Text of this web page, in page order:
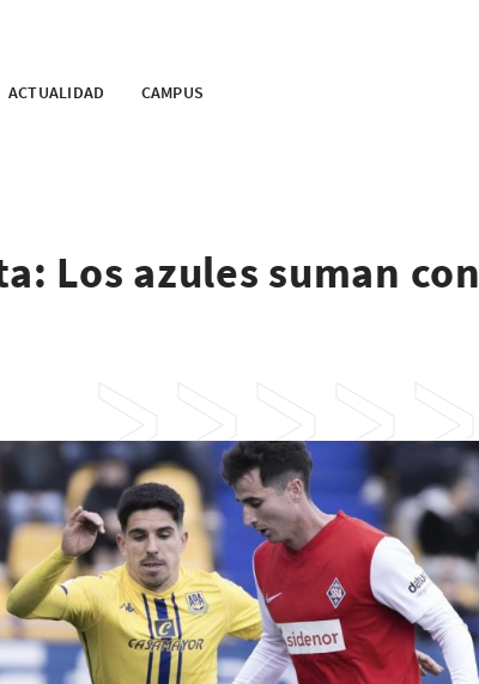
ACTUALIDAD CAMPUS
Los azules suman con